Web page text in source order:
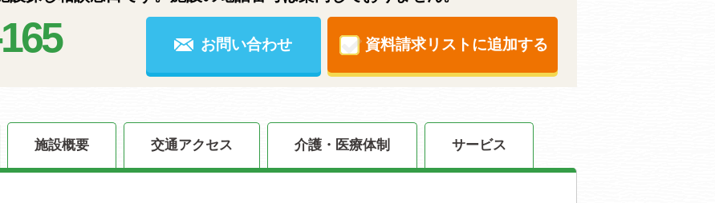
お問い合わせ 資料請求リストに追加する
施設概要 交通アクセス 介護・医療体制 サービス